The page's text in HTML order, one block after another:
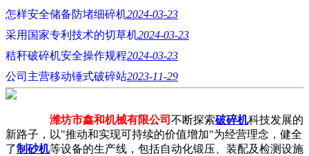
怎样安全储备防堵细碎机2024-03-23
采用国家专利技术的切草机2024-03-23
秸秆破碎机安全操作规程2024-03-23
公司主营移动锤式破碎站2023-11-29
潍坊市鑫和机械有限公司 不断探索破碎机科技发展的
新路子，以"推动和实现可持续的价值增加"为经营理念，健全
了制砂机等设备的生产线，包括自动化锻压、装配及检测设施